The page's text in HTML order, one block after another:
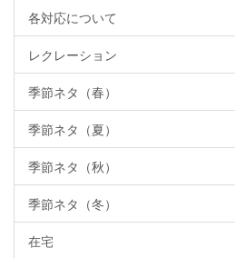
各対応について
レクレーション
季節ネタ（春）
季節ネタ（夏）
季節ネタ（秋）
季節ネタ（冬）
在宅